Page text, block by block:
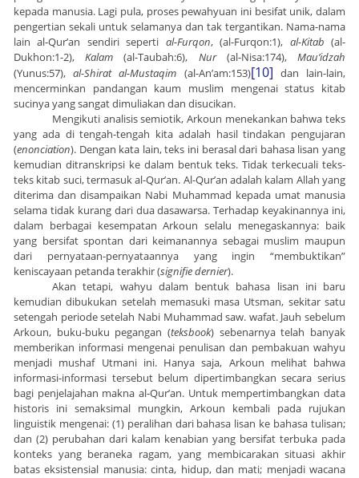
kepada manusia. Lagi pula, proses pewahyuan ini besifat unik, dalam
pengertian sekali untuk selamanya dan tak tergantikan. Nama-nama
lain al-Qur’an sendiri seperti al-Furqon, (al-Furqon:1), al-Kitab (al-
Dukhon:1-2),Kalam(al-Taubah:6), Nur (al-Nisa:174),Mau’idzah
(Yunus:57),al-Shirat al-Mustaqim (al-An’am:153)[10] dan lain-lain,
mencerminkan pandangan kaum muslim mengenai status kitab
sucinya yang sangat dimuliakan dan disucikan.
Mengikuti analisis semiotik, Arkoun menekankan bahwa teks
yang ada di tengah-tengah kita adalah hasil tindakan pengujaran
(enonciation). Dengan kata lain, teks ini berasal dari bahasa lisan yang
kemudian ditranskripsi ke dalam bentuk teks. Tidak terkecuali teks-
teks kitab suci, termasuk al-Qur’an. Al-Qur’an adalah kalam Allah yang
diterima dan disampaikan Nabi Muhammad kepada umat manusia
selama tidak kurang dari dua dasawarsa. Terhadap keyakinannya ini,
dalam berbagai kesempatan Arkoun selalu menegaskannya: baik
yang bersifat spontan dari keimanannya sebagai muslim maupun
dari pernyataan-pernyataannya yang ingin “membuktikan”
keniscayaan petanda terakhir (signifie dernier).
Akan tetapi, wahyu dalam bentuk bahasa lisan ini baru
kemudian dibukukan setelah memasuki masa Utsman, sekitar satu
setengah periode setelah Nabi Muhammad saw. wafat. Jauh sebelum
Arkoun, buku-buku pegangan (teksbook) sebenarnya telah banyak
memberikan informasi mengenai penulisan dan pembakuan wahyu
menjadi mushaf Utmani ini. Hanya saja, Arkoun melihat bahwa
informasi-informasi tersebut belum dipertimbangkan secara serius
bagi penjelajahan makna al-Qur’an. Untuk mempertimbangkan data
historis ini semaksimal mungkin, Arkoun kembali pada rujukan
linguistik mengenai: (1) peralihan dari bahasa lisan ke bahasa tulisan;
dan (2) perubahan dari kalam kenabian yang bersifat terbuka pada
konteks yang beraneka ragam, yang membicarakan situasi akhir
batas eksistensial manusia: cinta, hidup, dan mati; menjadi wacana